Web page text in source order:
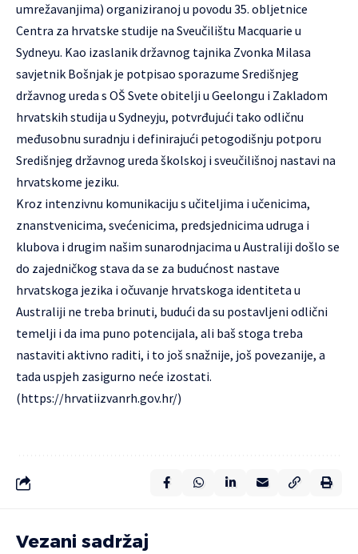
umrežavanjima) organiziranoj u povodu 35. obljetnice
Centra za hrvatske studije na Sveučilištu Macquarie u
Sydneyu. Kao izaslanik državnog tajnika Zvonka Milasa
savjetnik Bošnjak je potpisao sporazume Središnjeg
državnog ureda s OŠ Svete obitelji u Geelongu i Zakladom
hrvatskih studija u Sydneyju, potvrđujući tako odličnu
međusobnu suradnju i definirajući petogodišnju potporu
Središnjeg državnog ureda školskoj i sveučilišnoj nastavi na
hrvatskome jeziku.
Kroz intenzivnu komunikaciju s učiteljima i učenicima,
znanstvenicima, svećenicima, predsjednicima udruga i
klubova i drugim našim sunarodnjacima u Australiji došlo se
do zajedničkog stava da se za budućnost nastave
hrvatskoga jezika i očuvanje hrvatskoga identiteta u
Australiji ne treba brinuti, budući da su postavljeni odlični
temelji i da ima puno potencijala, ali baš stoga treba
nastaviti aktivno raditi, i to još snažnije, još povezanije, a
tada uspjeh zasigurno neće izostati.
(https://hrvatiizvanrh.gov.hr/)
Vezani sadržaj